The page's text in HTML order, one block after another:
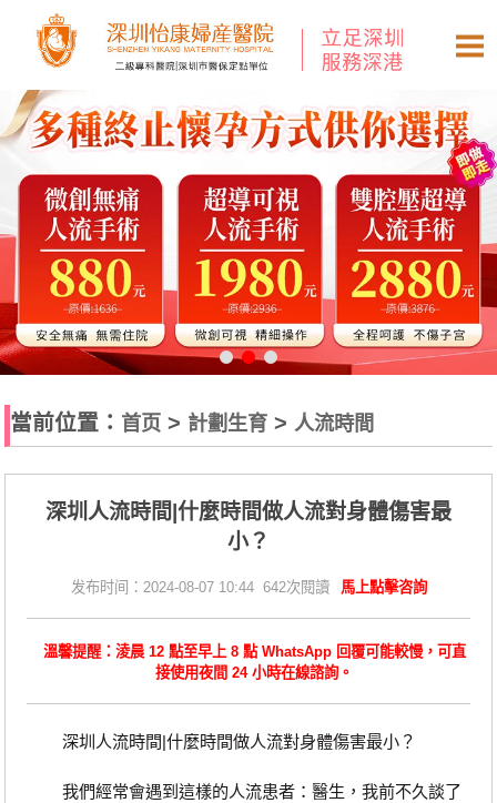
當前位置： 首页 > 計劃生育 > 人流時間
深圳人流時間|什麼時間做人流對身體傷害最
小？
发布时间：2024-08-07 10:44 642次閱讀 馬上點擊咨詢
溫馨提醒：淩晨 12 點至早上 8 點 WhatsApp 回覆可能較慢，可直
接使用夜間 24 小時在線諮詢。
深圳人流時間|什麼時間做人流對身體傷害最小？
我們經常會遇到這樣的人流患者：醫生，我前不久談了